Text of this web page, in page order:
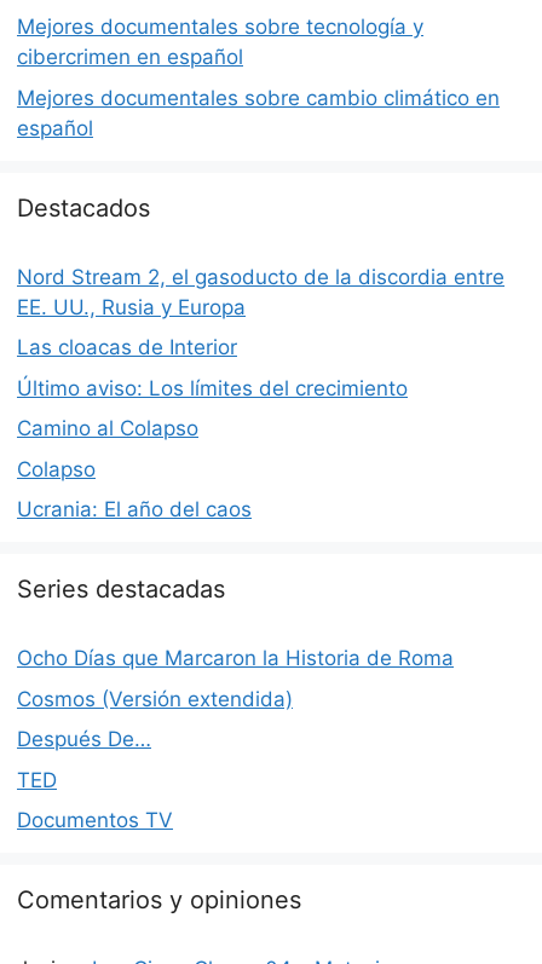
Mejores documentales sobre tecnología y
cibercrimen en español
Mejores documentales sobre cambio climático en
español
Destacados
Nord Stream 2, el gasoducto de la discordia entre
EE. UU., Rusia y Europa
Las cloacas de Interior
Último aviso: Los límites del crecimiento
Camino al Colapso
Colapso
Ucrania: El año del caos
Series destacadas
Ocho Días que Marcaron la Historia de Roma
Cosmos (Versión extendida)
Después De…
TED
Documentos TV
Comentarios y opiniones